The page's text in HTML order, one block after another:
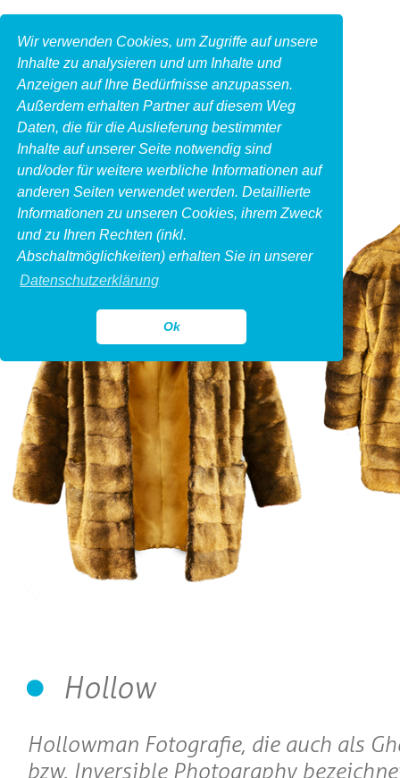
Wir verwenden Cookies, um Zugriffe auf unsere
Inhalte zu analysieren und um Inhalte und
Anzeigen auf Ihre Bedürfnisse anzupassen.
Außerdem erhalten Partner auf diesem Weg
Daten, die für die Auslieferung bestimmter
Inhalte auf unserer Seite notwendig sind
und/oder für weitere werbliche Informationen auf
anderen Seiten verwendet werden. Detaillierte
Informationen zu unseren Cookies, ihrem Zweck
und zu Ihren Rechten (inkl.
Abschaltmöglichkeiten) erhalten Sie in unserer
Datenschutzerklärung
Ok
Hollow
Hollowman Fotografie, die auch als
bzw. Inversible Photography